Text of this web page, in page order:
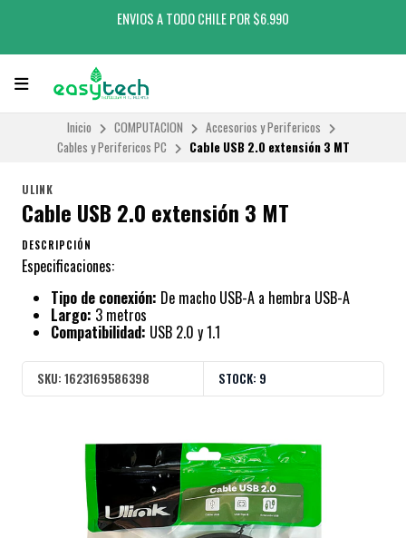
ENVIOS A TODO CHILE POR $6.990
Inicio COMPUTACION
Accesorios y Perifericos
Cables y Perifericos PC
Cable USB 2.0 extensión 3 MT
ULINK
Cable USB 2.0 extensión 3 MT
DESCRIPCIÓN
Especificaciones:
Tipo de conexión: De macho USB-A a hembra USB-A
Largo: 3 metros
Compatibilidad: USB 2.0 y 1.1
SKU: 1623169586398 STOCK: 9